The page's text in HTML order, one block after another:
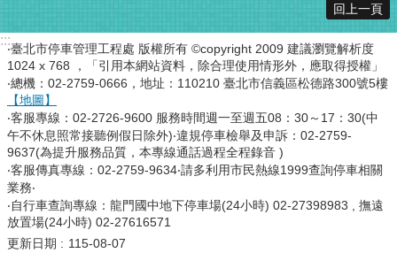
回上一頁
:::
‧臺北市停車管理工程處 版權所有 ©copyright 2009 建議瀏覽解析度
1024 x 768 ，「引用本網站資料，除合理使用情形外，應取得授權」
‧總機：02-2759-0666，地址：110210 臺北市信義區松德路300號5樓
【地圖】
‧客服專線：02-2726-9600 服務時間週一至週五08：30～17：30(中
午不休息照常接聽例假日除外)‧違規停車檢舉及申訴：02-2759-
9637(為提升服務品質，本專線通話過程全程錄音 )
‧客服傳真專線：02-2759-9634‧請多利用市民熱線1999查詢停車相關
業務‧
‧自行車查詢專線：龍門國中地下停車場(24小時) 02-27398983 , 撫遠
放置場(24小時) 02-27616571
更新日期
115-08-07